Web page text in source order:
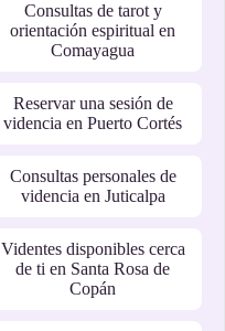
Consultas de tarot y
orientación espiritual en
Comayagua
Reservar una sesión de
videncia en Puerto Cortés
Consultas personales de
videncia en Juticalpa
Videntes disponibles cerca
de ti en Santa Rosa de
Copán